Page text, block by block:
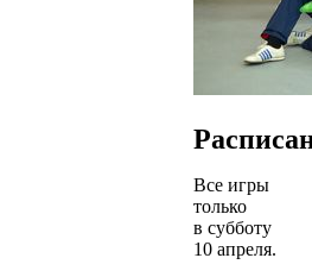
Все игры
только
в субботу
10 апреля.